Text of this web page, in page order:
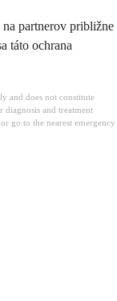
partnerov približne
táto ochrana
and does not constitute
and treatment
go to the nearest emergency